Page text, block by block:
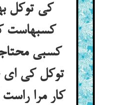
کی توکل
کسبهاست
کسبی
توکل کی ای
کار مرا راست